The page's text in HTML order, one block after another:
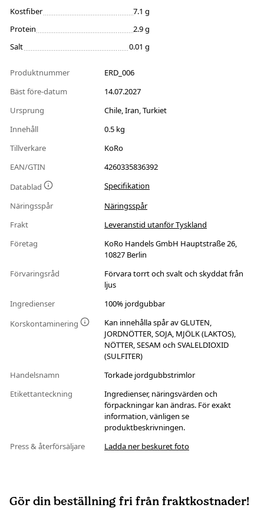
Kostfiber
7.1 g
Protein
2.9 g
Salt
0.01 g
Produktnummer
ERD_006
Bäst före-datum
14.07.2027
Ursprung
Chile, Iran, Turkiet
Innehåll
0.5 kg
Tillverkare
KoRo
EAN/GTIN
4260335836392
Datablad
Specifikation
Näringsspår
Näringsspår
Frakt
Leveranstid utanför Tyskland
Företag
KoRo Handels GmbH Hauptstraße 26,
10827 Berlin
Förvaringsråd
Förvara torrt och svalt och skyddat från
ljus
Ingredienser
100% jordgubbar
Korskontaminering
Kan innehålla spår av GLUTEN,
JORDNÖTTER, SOJA, MJÖLK (LAKTOS),
NÖTTER, SESAM och SVALELDIOXID
(SULFITER)
Handelsnamn
Torkade jordgubbstrimlor
Etikettanteckning
Ingredienser, näringsvärden och
förpackningar kan ändras. För exakt
information, vänligen se
produktbeskrivningen.
Press & återförsäljare
Ladda ner beskuret foto
Gör din beställning fri från fraktkostnader!